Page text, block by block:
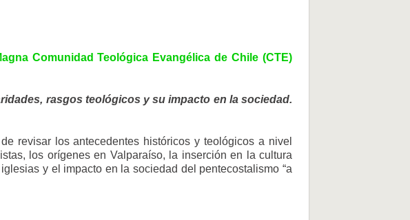
Comunidad Teológica Evangélica de Chile (CTE)
rasgos teológicos y su impacto en la sociedad.
revisar los antecedentes históricos y teológicos a nivel
los orígenes en Valparaíso, la inserción en la cultura
y el impacto en la sociedad del pentecostalismo “a